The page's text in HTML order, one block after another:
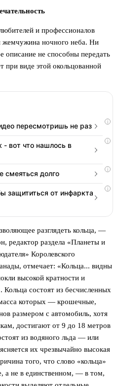
и профессионалов
жемчужина ночного неба. Ни
описание не способны передать
при виде этой окольцованной
i
пересмотришь не раз
i
- вот что нашлось в
i
смеяться долго
i
защититься от инфаркта
разглядеть кольца, —
редактор раздела «Планеты и
Королевского
отмечает: «Кольца... видны
высокой кратности и
состоят из бесчисленных
которых — крошечные,
размером с автомобиль, хотя
достигают от 9 до 18 метров
из водяного льда — или
их чрезвычайно высокая
того, что слово «кольца»
а не в единственном, — в том,